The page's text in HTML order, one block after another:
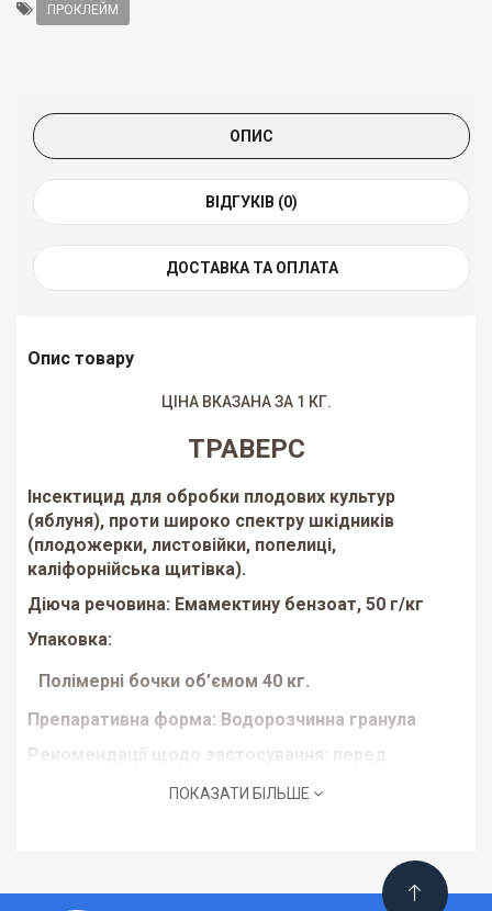
ПРОКЛЕЙМ
ОПИС
ВІДГУКІВ (0)
ДОСТАВКА ТА ОПЛАТА
Опис товару
ЦІНА ВКАЗАНА ЗА 1 КГ.
ТРАВЕРС
Інсектицид для обробки плодових культур
(яблуня), проти широко спектру шкідників
(плодожерки, листовійки, попелиці,
каліфорнійська щитівка).
Діюча речовина: Емамектину бензоат, 50 г/кг
Упаковка:
Полімерні бочки об’ємом 40 кг.
Препаративна форма: Водорозчинна гранула
Рекомендації щодо застосування: перед
розрахунки необхідної його кількості, в
користуючись даними в наведеній таблиці. Під
ПОКАЗАТИ БІЛЬШЕ